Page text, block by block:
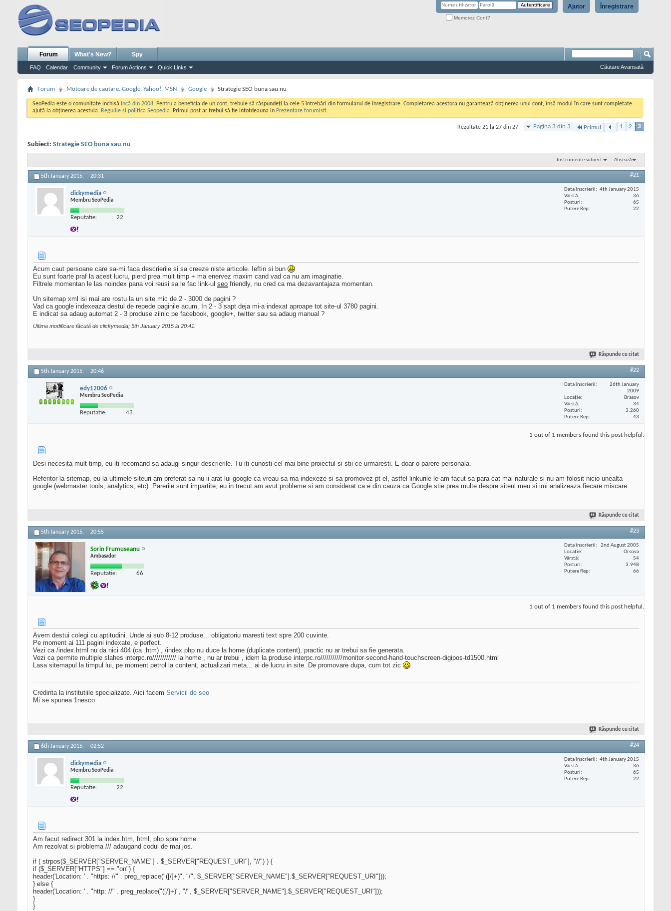
Înregistrare
Ajutor
Memorez Cont?
Forum
FAQ Calendar Community Forum Actions Quick Links
What's New? Spy
Căutare Avansată
Forum Motoare de cautare. Google, Yahoo!, MSN Google Strategie SEO buna sau nu
SeoPedia este o comunitate inchisă incă din 2008. Pentru a beneficia de un cont, trebuie să răspundeți la cele 5 întrebări din formularul de înregistrare. Completarea acestora nu garantează obținerea unui cont, însă modul în care sunt completate
ajută la obținerea acestuia. Regulile si politica Seopedia. Primul post ar trebui să fie intotdeauna in Prezentare forumisti.
Pagina 3 din 3 Primul 1 2 3
Rezultate 21 la 27 din 27
Subiect: Strategie SEO buna sau nu
Instrumente subiect Afișează
5th January 2015, 20:31 #21
clickymedia
Membru SeoPedia
Reputatie: 22
Data înscrierii
4th January 2015
Vârstă
36
Posturi
65
Putere Rep
22
Acum caut persoane care sa-mi faca descrierile si sa creeze niste articole. Ieftin si bun
Eu sunt foarte praf la acest lucru, pierd prea mult timp + ma enervez maxim cand vad ca nu am imaginatie.
Filtrele momentan le las noindex pana voi reusi sa le fac link-ul seo friendly, nu cred ca ma dezavantajaza momentan.
Un sitemap xml isi mai are rostu la un site mic de 2 - 3000 de pagini ?
Vad ca google indexeaza destul de repede paginile acum. In 2 - 3 sapt deja mi-a indexat aproape tot site-ul 3780 pagini.
E indicat sa adaug automat 2 - 3 produse zilnic pe facebook, google+, twitter sau sa adaug manual ?
Ultima modificare făcută de clickymedia; 5th January 2015 la 20:41
Răspunde cu citat
5th January 2015, 20:46 #22
edy12006
Membru SeoPedia
Reputatie: 43
Data înscrierii
26th January
2009
Locaţie
Brasov
Vârstă
34
Posturi
3.260
Putere Rep
43
1 out of 1 members found this post helpful.
Desi necesita mult timp, eu iti recomand sa adaugi singur descrierile. Tu iti cunosti cel mai bine proiectul si stii ce urmaresti. E doar o parere personala.
Referitor la sitemap, eu la ultimele siteuri am preferat sa nu ii arat lui google ca vreau sa ma indexeze si sa promovez pt el, astfel linkurile le-am facut sa para cat mai naturale si nu am folosit nicio unealta
google (webmaster tools, analytics, etc). Parerile sunt impartite, eu in trecut am avut probleme si am considerat ca e din cauza ca Google stie prea multe despre siteul meu si imi analizeaza fiecare miscare.
Răspunde cu citat
5th January 2015, 20:55 #23
Sorin Frumuseanu
Ambasador
Reputatie: 66
Data înscrierii
2nd August 2005
Locaţie
Orsova
Vârstă
54
Posturi
3.948
Putere Rep
66
1 out of 1 members found this post helpful.
Avem destui colegi cu aptitudini. Unde ai sub 8-12 produse... obligatoriu maresti text spre 200 cuvinte.
Pe moment ai 111 pagini indexate, e perfect.
Vezi ca /index.html nu da nici 404 (ca .htm) , /index.php nu duce la home (duplicate content), practic nu ar trebui sa fie generata.
Vezi ca permite multiple slahes interpc.ro//////////// la home , nu ar trebui , idem la produse interpc.ro///////////monitor-second-hand-touchscreen-digipos-td1500.html
Lasa sitemapul la timpul lui, pe moment petrol la content, actualizari meta... ai de lucru in site. De promovare dupa, cum tot zic
Credinta la institutiile specializate. Aici facem Servicii de seo
Mi se spunea 1nesco
Răspunde cu citat
6th January 2015, 02:52 #24
clickymedia
Membru SeoPedia
Reputatie: 22
Data înscrierii
4th January 2015
Vârstă
36
Posturi
65
Putere Rep
22
Am facut redirect 301 la index.htm, html, php spre home.
Am rezolvat si problema /// adaugand codul de mai jos.
if ( strpos($_SERVER["SERVER_NAME"] . $_SERVER["REQUEST_URI"], "//") ) {
if ($_SERVER["HTTPS"] == "on") {
header('Location: ' . "https: //" . preg_replace("([/]+)", "/", $_SERVER["SERVER_NAME"].$_SERVER["REQUEST_URI"]));
} else {
header('Location: ' . "http: //" . preg_replace("([/]+)", "/", $_SERVER["SERVER_NAME"].$_SERVER["REQUEST_URI"]));
}
}